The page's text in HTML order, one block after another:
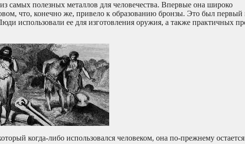
самых полезных металлов для человечества. Впервые она широко
что, конечно же, привело к образованию бронзы. Это был первый
использовали ее для изготовления оружия, а также практичных
когда-либо использовался человеком, она по-прежнему